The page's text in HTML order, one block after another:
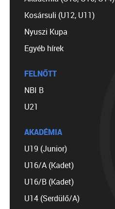
Kosársuli (U12, U11)
Nyuszi Kupa
Egyéb hírek
FELNŐTT
NBI B
U21
AKADÉMIA
U19 (Junior)
U16/A (Kadet)
U16/B (Kadet)
U14 (Serdülő/A)